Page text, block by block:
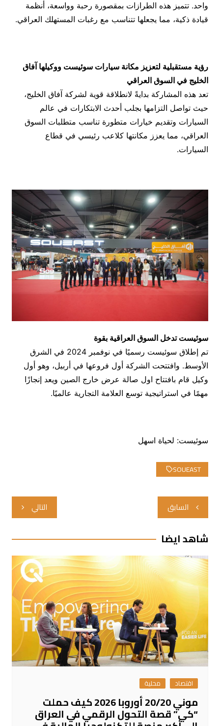
واحد. تتميز هذه الطرازات بمقصورة رحبة وواسعة، أنظمة
قيادة ذكية، مما يجعلها تتناسب مع رغبات المستهلك العراقي.
رؤية مستقبلية لتعزيز مكانة سيارات سوئيست ووكيلها آفاق
الخليج في السوق العراقي
تعد هذه المشاركة بدايةً لانطلاقة قوية لشركة آفاق الخليج،
حيث تواصل التزامها بجلب أحدث الابتكارات في عالم
السيارات وتقديم خيارات متطورة تناسب متطلبات السوق
العراقي، مما يعزز مكانتها كلاعب رئيسي في قطاع
السيارات.
سوئيست تدخل السوق العراقية بقوة
تم إطلاق سوئيست رسميًا في نوفمبر 2024 في الشرق
الأوسط. وافتتحت الشركة أول فروعها في أربيل، وهو أول
وكيل قام بافتتاح اول صالة عرض خارج الصين ويعد إنجازًا
مهمًا في استراتيجية توسع العلامة التجارية عالميًا.
سوئيست: لحياة اسهل
SOUEAST
تصفّح
المقالات
السابق التالي
شاهد ايضا
اقتصاد محلية
موني 20/20 أوروبا 2026 كيف حملت
“كي” قصة التحول الرقمي في العراق